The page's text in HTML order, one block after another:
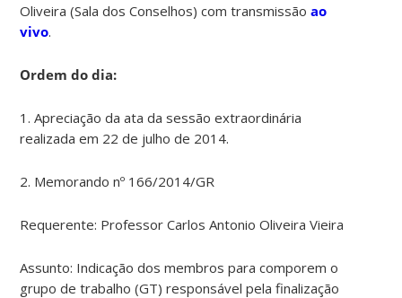
Oliveira (Sala dos Conselhos) com transmissãoao
vivo.
Ordem do dia:
1. Apreciação da ata da sessão extraordinária
realizada em 22 de julho de 2014.
2. Memorando nº 166/2014/GR
Requerente: Professor Carlos Antonio Oliveira Vieira
Assunto: Indicação dos membros para comporem o
grupo de trabalho (GT) responsável pela finalização